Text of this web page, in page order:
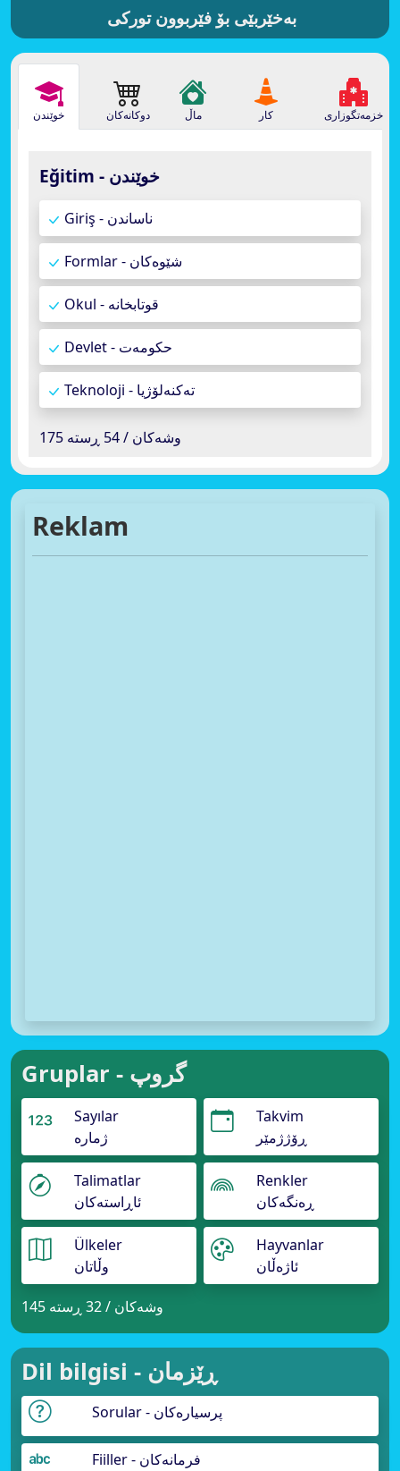
بەخێربێی بۆ فێربوون تورکی
خوێندن دوکانەکان ماڵ کار خزمەتگوزاری
Eğitim - خوێندن
Giriş - ناساندن
Formlar - شێوەکان
Okul - قوتابخانە
Devlet - حکومەت
Teknoloji - تەکنەلۆژیا
175 وشەکان / 54 ڕستە
Reklam
Gruplar - گروپ
Sayılar
ژمارە
Takvim
ڕۆژژمێر
Talimatlar
ئاڕاستەکان
Renkler
ڕەنگەکان
Ülkeler
وڵاتان
Hayvanlar
ئاژەڵان
145 وشەکان / 32 ڕستە
Dil bilgisi - ڕێزمان
Sorular - پرسیارەکان
Fiiller - فرمانەکان